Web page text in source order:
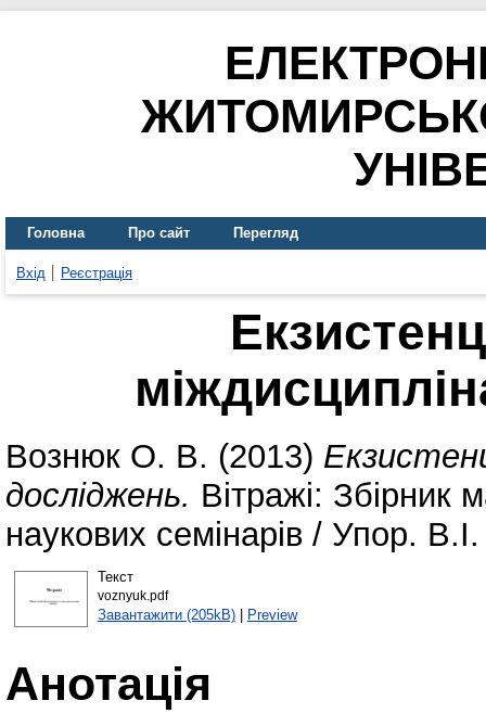
Головна Про сайт Перегляд
Вхід Реєстрація
Вознюк О. В. (2013)
досліджень. Вітражі: Збірник
наукових семінарів / Упор.
Текст
voznyuk.pdf
Завантажити (205kB)| Preview
Анотація